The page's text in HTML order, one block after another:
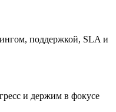
поддержкой, SLA и
и держим в фокусе